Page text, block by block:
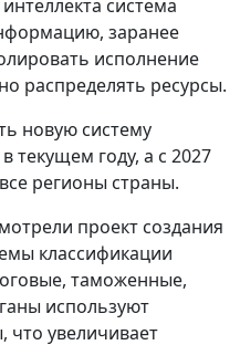
система
заранее
исполнение
распределять ресурсы.
новую систему
текущем году, а с 2027
регионы страны.
проект создания
классификации
таможенные,
используют
что увеличивает